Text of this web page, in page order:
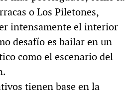
o Los Piletones,
intensamente el interior
desafío es bailar en un
como el escenario del
tienen base en la